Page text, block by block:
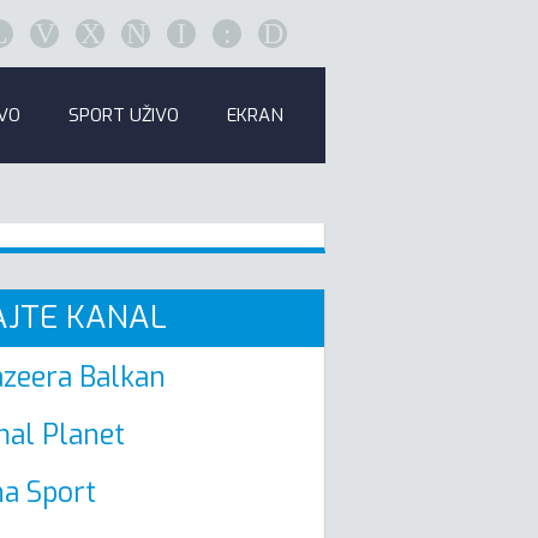
V X N I : D
SPORT UŽIVO EKRAN
KANAL
Balkan
Planet
Sport